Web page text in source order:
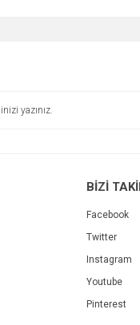
BİZİ
Facebook
Twitter
Instagram
Youtube
Pinterest